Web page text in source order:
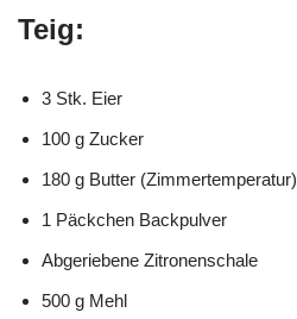
Teig:
3 Stk. Eier
100 g Zucker
180 g Butter (Zimmertemperatur)
1 Päckchen Backpulver
Abgeriebene Zitronenschale
500 g Mehl